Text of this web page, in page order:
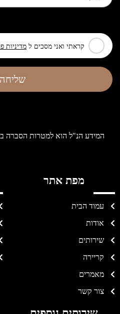
קראתי ואני מסכים ל מדיניות
שליחה
המידע הנ"ל הוא למטרות הסברה
מפת אתר
עמוד הבית
אודות
שירותים
קריירה
מאמרים
צור קשר